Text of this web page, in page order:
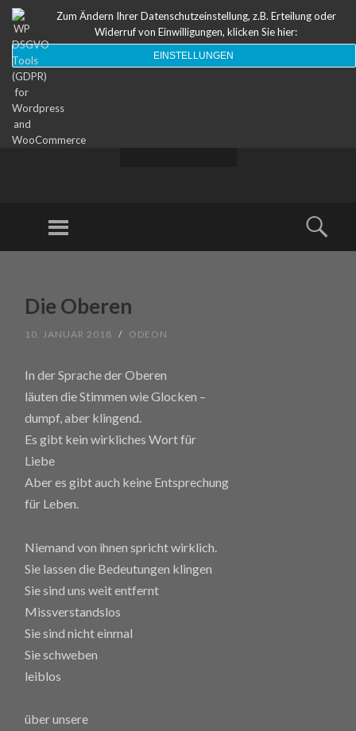
ODEON
Menu
Die Oberen
10. JANUAR 2018 / ODEON
In der Sprache der Oberen
läuten die Stimmen wie Glocken –
dumpf, aber klingend.
Es gibt kein wirkliches Wort für
Liebe
Aber es gibt auch keine Entsprechung
für Leben.
Niemand von ihnen spricht wirklich.
Sie lassen die Bedeutungen klingen
Sie sind uns weit entfernt
Missverstandslos
Sie sind nicht einmal
Sie schweben
leiblos
über unsere
Zum Ändern Ihrer Datenschutzeinstellung, z.B. Erteilung oder
Widerruf von Einwilligungen, klicken Sie hier:
EINSTELLUNGEN